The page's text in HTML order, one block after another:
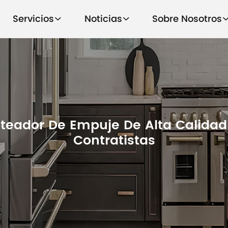
Servicios Noticias Sobre Nosotros
De Empuje De Alta
Contratistas